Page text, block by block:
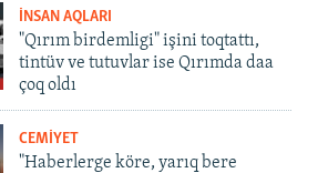
İNSAN AQLARI
"Qırım birdemligi" işini toqtattı,
tintüv ve tutuvlar ise Qırımda daa
çoq oldı
CEMİYET
"Haberlerge köre, yarıq bere